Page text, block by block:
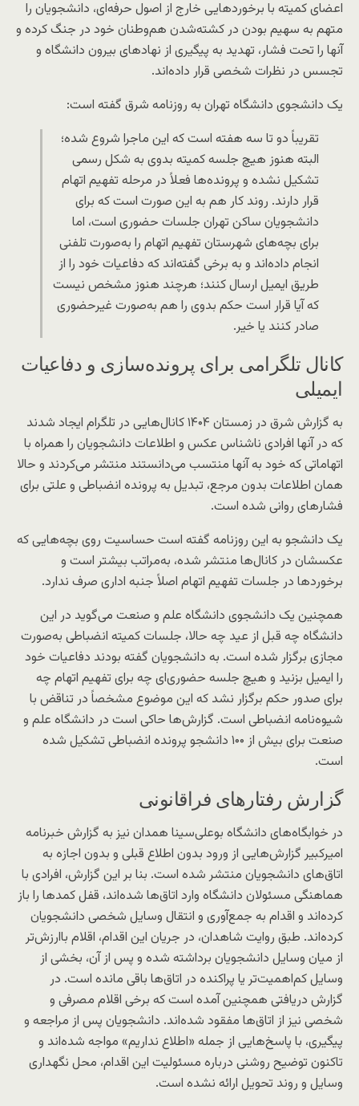
اعضای کمیته با برخوردهایی خارج از اصول حرفه‌ای، دانشجویان را
متهم به سهیم بودن در کشته‌شدن هم‌وطنان خود در جنگ کرده و
آنها را تحت فشار، تهدید به پیگیری از نهادهای بیرون دانشگاه و
تجسس در نظرات شخصی قرار داده‌اند.
یک دانشجوی دانشگاه تهران به روزنامه شرق گفته است:
تقریباً دو تا سه هفته است که این ماجرا شروع شده؛
البته هنوز هیچ جلسه کمیته بدوی به شکل رسمی
تشکیل نشده و پرونده‌ها فعلاً در مرحله تفهیم اتهام
قرار دارند. روند کار هم به این صورت است که برای
دانشجویان ساکن تهران جلسات حضوری است، اما
برای بچه‌های شهرستان تفهیم اتهام را به‌صورت تلفنی
انجام داده‌اند و به برخی گفته‌اند که دفاعیات خود را از
طریق ایمیل ارسال کنند؛ هرچند هنوز مشخص نیست
که آیا قرار است حکم بدوی را هم به‌صورت غیرحضوری
صادر کنند یا خیر.
کانال تلگرامی برای پرونده‌سازی و دفاعیات
ایمیلی
به گزارش شرق در زمستان ۱۴۰۴ کانال‌هایی در تلگرام ایجاد شدند
که در آنها افرادی ناشناس عکس و اطلاعات دانشجویان را همراه با
اتهاماتی که خود به آنها منتسب می‌دانستند منتشر می‌کردند و حالا
همان اطلاعات بدون مرجع، تبدیل به پرونده انضباطی و علتی برای
فشارهای روانی شده است.
یک دانشجو به این روزنامه گفته است حساسیت روی بچه‌هایی که
عکسشان در کانال‌ها منتشر شده، به‌مراتب بیشتر است و
برخوردها در جلسات تفهیم اتهام اصلاً جنبه اداری صرف ندارد.
همچنین یک دانشجوی دانشگاه علم و صنعت می‌گوید در این
دانشگاه چه قبل از عید چه حالا، جلسات کمیته انضباطی به‌صورت
مجازی برگزار شده است. به دانشجویان گفته بودند دفاعیات خود
را ایمیل بزنید و هیچ جلسه حضوری‌ای چه برای تفهیم اتهام چه
برای صدور حکم برگزار نشد که این موضوع مشخصاً در تناقض با
شیوه‌نامه انضباطی است. گزارش‌ها حاکی است در دانشگاه علم و
صنعت برای بیش از ۱۰۰ دانشجو پرونده انضباطی تشکیل شده
است.
گزارش رفتارهای فراقانونی
در خوابگاه‌های دانشگاه بوعلی‌سینا همدان نیز به گزارش خبرنامه
امیرکبیر گزارش‌هایی از ورود بدون اطلاع قبلی و بدون اجازه به
اتاق‌های دانشجویان منتشر شده است. بنا بر این گزارش، افرادی با
هماهنگی مسئولان دانشگاه وارد اتاق‌ها شده‌اند، قفل کمدها را باز
کرده‌اند و اقدام به جمع‌آوری و انتقال وسایل شخصی دانشجویان
کرده‌اند. طبق روایت شاهدان، در جریان این اقدام، اقلام باارزش‌تر
از میان وسایل دانشجویان برداشته شده و پس از آن، بخشی از
وسایل کم‌اهمیت‌تر یا پراکنده در اتاق‌ها باقی مانده است. در
گزارش دریافتی همچنین آمده است که برخی اقلام مصرفی و
شخصی نیز از اتاق‌ها مفقود شده‌اند. دانشجویان پس از مراجعه و
پیگیری، با پاسخ‌هایی از جمله «اطلاع نداریم» مواجه شده‌اند و
تاکنون توضیح روشنی درباره مسئولیت این اقدام، محل نگهداری
وسایل و روند تحویل ارائه نشده است.